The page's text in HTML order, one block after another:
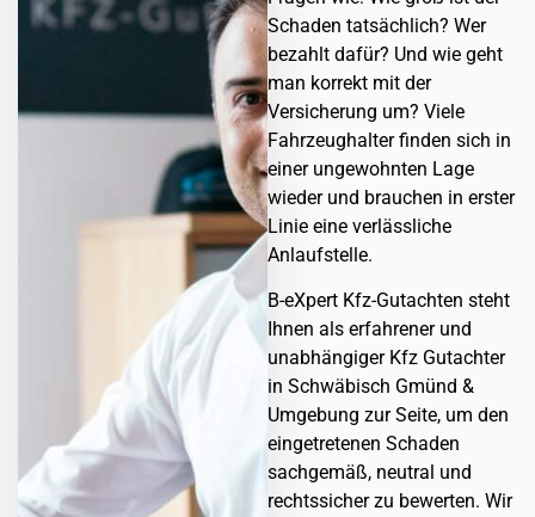
Schaden tatsächlich? Wer
bezahlt dafür? Und wie geht
man korrekt mit der
Versicherung um? Viele
Fahrzeughalter finden sich in
einer ungewohnten Lage
wieder und brauchen in erster
Linie eine verlässliche
Anlaufstelle.
B-eXpert Kfz-Gutachten steht
Ihnen als erfahrener und
unabhängiger Kfz Gutachter
in Schwäbisch Gmünd &
Umgebung zur Seite, um den
eingetretenen Schaden
sachgemäß, neutral und
rechtssicher zu bewerten. Wir